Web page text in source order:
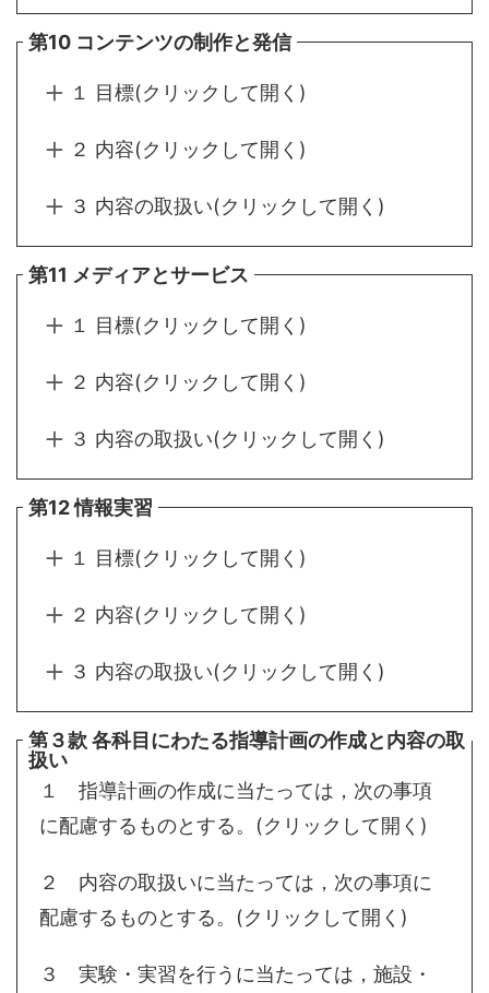
第10 コンテンツの制作と発信
１ 目標(クリックして開く)
２ 内容(クリックして開く)
３ 内容の取扱い(クリックして開く)
第11 メディアとサービス
１ 目標(クリックして開く)
２ 内容(クリックして開く)
３ 内容の取扱い(クリックして開く)
第12 情報実習
１ 目標(クリックして開く)
２ 内容(クリックして開く)
３ 内容の取扱い(クリックして開く)
第３款 各科目にわたる指導計画の作成と内容の取
扱い
１ 指導計画の作成に当たっては，次の事項
に配慮するものとする。(クリックして開く)
２ 内容の取扱いに当たっては，次の事項に
配慮するものとする。(クリックして開く)
３ 実験・実習を行うに当たっては，施設・